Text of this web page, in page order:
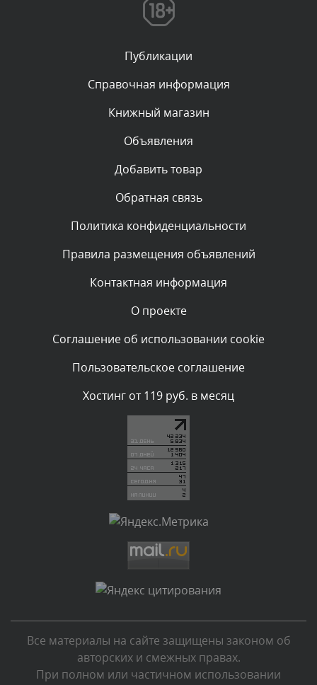
Комментарий проверяется
Текст комментария будет виден после проверки
администратором.
Комментарий проверяется
Текст комментария будет виден после проверки
администратором.
Комментарий проверяется
администратором.
Комментарий проверяется
администратором.
Комментарий проверяется
Текст комментария будет виден после проверки
Комментарий проверяется
Текст комментария будет виден после проверки
администратором.
Текст комментария будет виден после проверки
администратором.
Комментарий проверяется
Текст комментария будет виден после проверки
администратором.
Публикации
Справочная информация
Книжный магазин
Объявления
Добавить товар
Обратная связь
Политика конфиденциальности
Правила размещения объявлений
Контактная информация
О проекте
Соглашение об использовании cookie
Пользовательское соглашение
Хостинг от 119 руб. в месяц
Все материалы на сайте защищены законом об
авторских и смежных правах.
При полном или частичном использовании